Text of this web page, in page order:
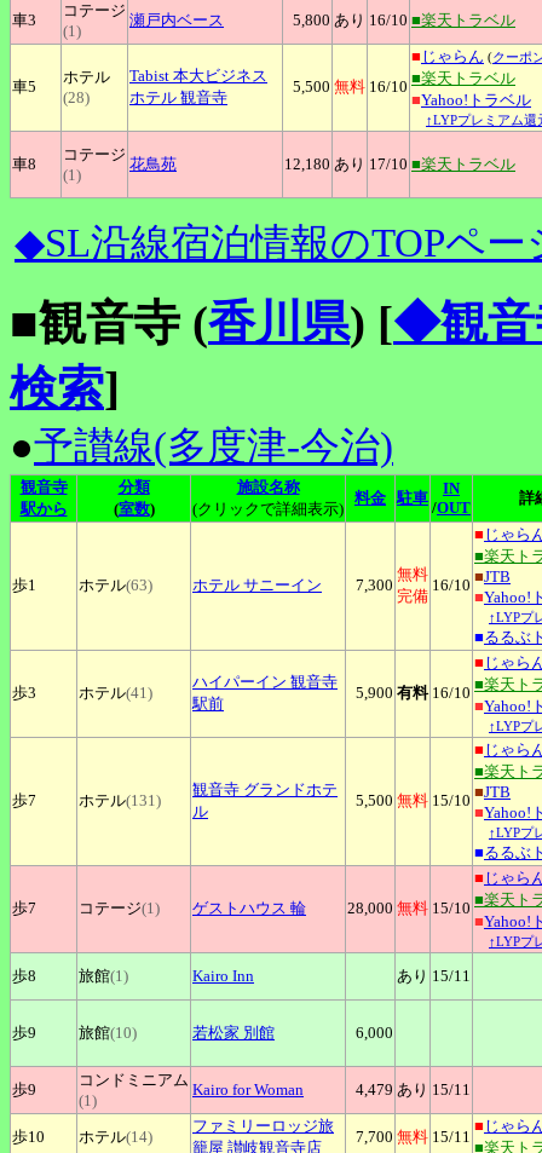
車3
コテージ
(1)
瀬戸内ベース 5,800 あり 16/10 ■楽天トラベル
車5
ホテル
(28)
Tabist 本大ビジネス
ホテル 観音寺
5,500 無料 16/10
■ じゃらん (クーポ
■楽天トラベル
■Yahoo!トラベル
↑LYPプレミアム還
車8
コテージ
(1)
花鳥苑 12,180 あり 17/10 ■楽天トラベル
◆SL沿線宿泊情報のTOPペー
■観音寺 (香川県) [◆観音
検索]
●予讃線(多度津-今治)
観音寺
駅から
分類
(室数)
施設名称
(クリックで詳細表示)
料金 駐車
IN
/OUT
詳
歩1 ホテル(63) ホテル サニーイン 7,300
無料
完備
16/10
■ じゃら
■楽天ト
■JTB
■Yahoo!
↑LYPプ
■るるぶ
歩3 ホテル(41)
ハイパーイン 観音寺
駅前
5,900 有料 16/10
■ じゃら
■楽天ト
■Yahoo!
↑LYPプ
歩7 ホテル(131)
観音寺 グランドホテ
ル
5,500 無料 15/10
■ じゃら
■楽天ト
■JTB
■Yahoo!
↑LYPプ
■るるぶ
歩7 コテージ(1) ゲストハウス 輪 28,000 無料 15/10
■ じゃら
■楽天ト
■Yahoo!
↑LYPプ
歩8 旅館(1) Kairo Inn あり 15/11
歩9 旅館(10) 若松家 別館 6,000
歩9
コンドミニアム
(1)
Kairo for Woman 4,479 あり 15/11
歩10 ホテル(14)
ファミリーロッジ旅
籠屋 讃岐観音寺店
7,700 無料 15/11
■ じゃら
■楽天ト